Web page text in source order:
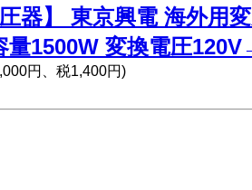
圧器】 東京興電 海外用
量1500W 変換電圧
円、税1,400円)